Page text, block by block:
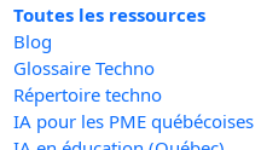
Toutes les ressources
Blog
Glossaire Techno
Répertoire techno
IA pour les PME québécoises